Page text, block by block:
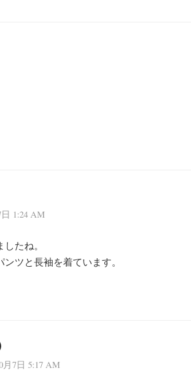
1:24 AM
たね。
ツと長袖を着ています。
月7日 5:17 AM